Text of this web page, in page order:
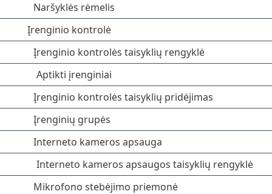
Naršyklės rėmelis
Įrenginio kontrolė
Įrenginio kontrolės taisyklių rengyklė
Aptikti įrenginiai
Įrenginio kontrolės taisyklių pridėjimas
Įrenginių grupės
Interneto kameros apsauga
Interneto kameros apsaugos taisyklių rengyklė
Mikrofono stebėjimo priemonė